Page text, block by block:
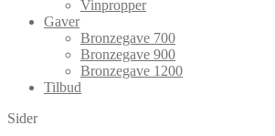
Vinpropper
Gaver
Bronzegave 700
Bronzegave 900
Bronzegave 1200
Tilbud
Sider